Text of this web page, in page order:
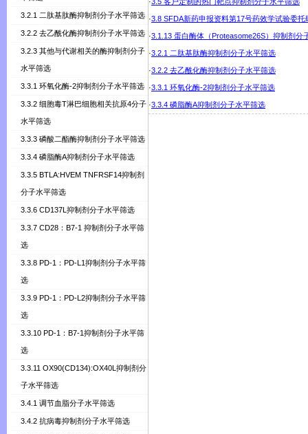
3.2.1 二肽基肽酶抑制剂分子水平筛选
3.2.2 去乙酰化酶抑制剂分子水平筛选
3.2.3 其他与代谢相关的酶抑制剂分子
水平筛选
3.3.1 环氧化酶-2抑制剂分子水平筛选
3.3.2 细胞毒T淋巴细胞相关抗原4分子
水平筛选
3.3.3 磷酸二酯酶抑制剂分子水平筛选
3.3.4 磷脂酶A抑制剂分子水平筛选
3.3.5 BTLA:HVEM TNFRSF14抑制剂
分子水平筛选
3.3.6 CD137L抑制剂分子水平筛选
3.3.7 CD28：B7-1 抑制剂分子水平筛
选
3.3.8 PD-1：PD-L1抑制剂分子水平筛
选
3.3.9 PD-1：PD-L2抑制剂分子水平筛
选
3.3.10 PD-1：B7-1抑制剂分子水平筛
选
3.3.11 OX90(CD134):OX40L抑制剂分
子水平筛选
3.4.1 调节血脂分子水平筛选
3.4.2 抗病毒抑制剂分子水平筛选
·3.8 SFDA新药申报资料第17号药效学试验委托
·3.1.13 蛋白酶体（Proteasome26S）抑制剂分
·3.2.1 二肽基肽酶抑制剂分子水平筛选
·3.2.2 去乙酰化酶抑制剂分子水平筛选
·3.3.1 环氧化酶-2抑制剂分子水平筛选
·3.3.4 磷脂酶A抑制剂分子水平筛选